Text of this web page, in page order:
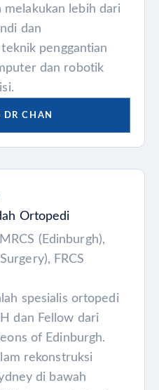
lebih dari
dan
penggantian
dan robotik
DR CHAN
Ortopedi
(Edinburgh),
FRCS
spesialis ortopedi
dan Fellow dari
of Edinburgh.
rekonstruksi
di bawah